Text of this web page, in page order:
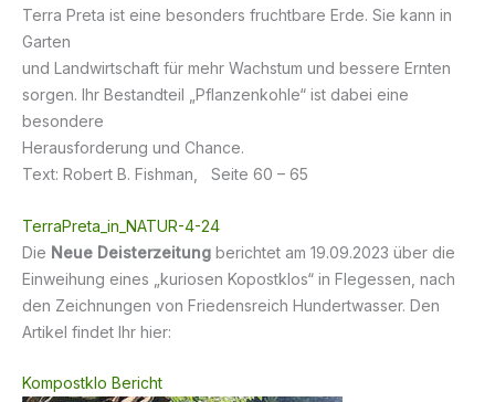
Terra Preta ist eine besonders fruchtbare Erde. Sie kann in
Garten
und Landwirtschaft für mehr Wachstum und bessere Ernten
sorgen. Ihr Bestandteil „Pflanzenkohle“ ist dabei eine
besondere
Herausforderung und Chance.
Text: Robert B. Fishman, Seite 60 – 65
TerraPreta_in_NATUR-4-24
Die Neue Deisterzeitung berichtet am 19.09.2023 über die
Einweihung eines „kuriosen Kopostklos“ in Flegessen, nach
den Zeichnungen von Friedensreich Hundertwasser. Den
Artikel findet Ihr hier:
Kompostklo Bericht